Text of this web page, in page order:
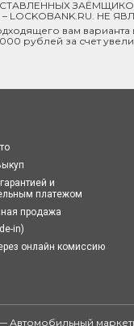
НЕ
вам
рублей за счет
и
платежом
продажа
in)
онлайн комиссию